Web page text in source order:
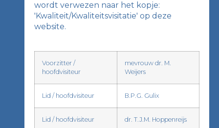
wordt verwezen naar het kopje:
'Kwaliteit/Kwaliteitsvisitatie' op deze
website.
Voorzitter /
hoofdvisiteur
mevrouw dr. M.
Weijers
Lid / hoofdvisiteur B.P.G. Gulix
Lid / hoofdvisiteur dr. T.J.M. Hoppenreijs